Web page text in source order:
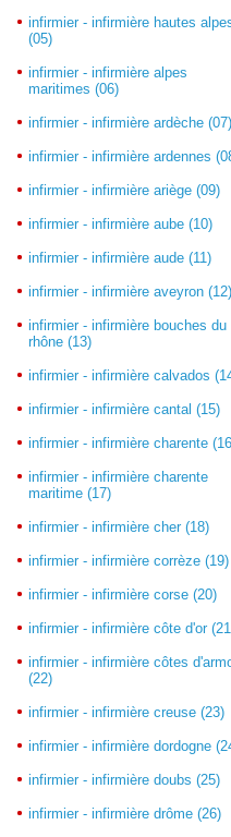
infirmier - infirmière hautes
(05)
infirmier - infirmière alpes
maritimes (06)
infirmier - infirmière ardèche
infirmier - infirmière ardennes
infirmier - infirmière ariège (09)
infirmier - infirmière aube (10)
infirmier - infirmière aude (11)
infirmier - infirmière aveyron
infirmier - infirmière bouches du
rhône (13)
infirmier - infirmière calvados
infirmier - infirmière cantal (15)
infirmier - infirmière charente
infirmier - infirmière charente
maritime (17)
infirmier - infirmière cher (18)
infirmier - infirmière corrèze (19)
infirmier - infirmière corse (20)
infirmier - infirmière côte d'or
infirmier - infirmière côtes
(22)
infirmier - infirmière creuse (23)
infirmier - infirmière dordogne
infirmier - infirmière doubs (25)
infirmier - infirmière drôme (26)